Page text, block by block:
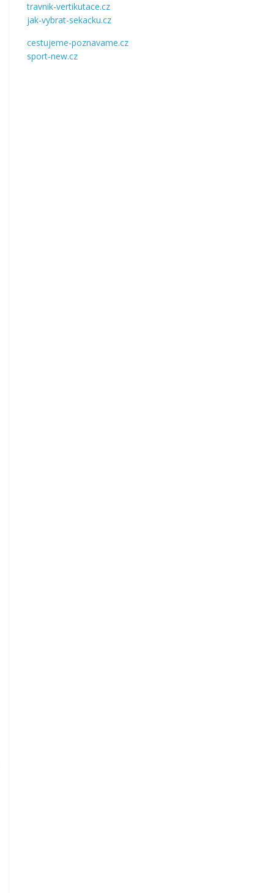
travnik-vertikutace.cz
jak-vybrat-sekacku.cz
cestujeme-poznavame.cz
sport-new.cz